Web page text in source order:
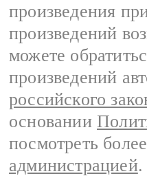
произведения
произведений
можете
произведений
российского
основании
посмотреть
администрацией.